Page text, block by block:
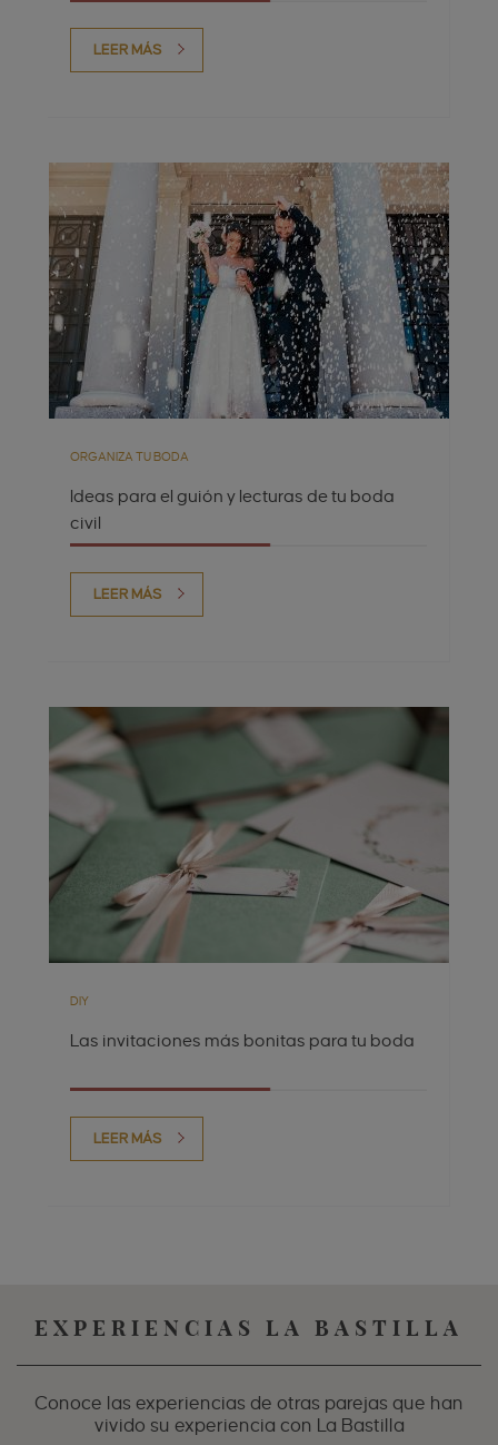
LEER MÁS
ORGANIZA TU BODA
Ideas para el guión y lecturas de tu boda
civil
LEER MÁS
DIY
Las invitaciones más bonitas para tu boda
LEER MÁS
EXPERIENCIAS LA BASTILLA
Conoce las experiencias de otras parejas que han
vivido su experiencia con La Bastilla